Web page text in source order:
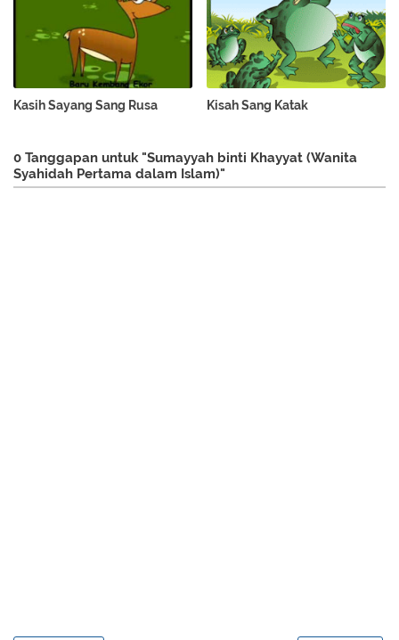
Kasih Sayang Sang Rusa Kisah Sang Katak
0 Tanggapan untuk "Sumayyah binti Khayyat (Wanita
Syahidah Pertama dalam Islam)"